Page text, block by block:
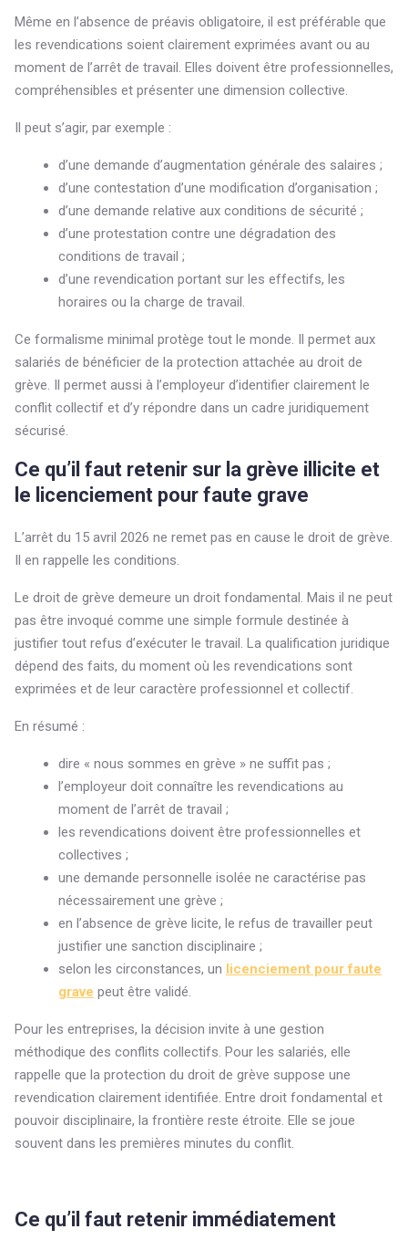
Même en l’absence de préavis obligatoire, il est préférable que
les revendications soient clairement exprimées avant ou au
moment de l’arrêt de travail. Elles doivent être professionnelles,
compréhensibles et présenter une dimension collective.
Il peut s’agir, par exemple :
d’une demande d’augmentation générale des salaires ;
d’une contestation d’une modification d’organisation ;
d’une demande relative aux conditions de sécurité ;
d’une protestation contre une dégradation des
conditions de travail ;
d’une revendication portant sur les effectifs, les
horaires ou la charge de travail.
Ce formalisme minimal protège tout le monde. Il permet aux
salariés de bénéficier de la protection attachée au droit de
grève. Il permet aussi à l’employeur d’identifier clairement le
conflit collectif et d’y répondre dans un cadre juridiquement
sécurisé.
Ce qu’il faut retenir sur la grève illicite et
le licenciement pour faute grave
L’arrêt du 15 avril 2026 ne remet pas en cause le droit de grève.
Il en rappelle les conditions.
Le droit de grève demeure un droit fondamental. Mais il ne peut
pas être invoqué comme une simple formule destinée à
justifier tout refus d’exécuter le travail. La qualification juridique
dépend des faits, du moment où les revendications sont
exprimées et de leur caractère professionnel et collectif.
En résumé :
dire « nous sommes en grève » ne suffit pas ;
l’employeur doit connaître les revendications au
moment de l’arrêt de travail ;
les revendications doivent être professionnelles et
collectives ;
une demande personnelle isolée ne caractérise pas
nécessairement une grève ;
en l’absence de grève licite, le refus de travailler peut
justifier une sanction disciplinaire ;
selon les circonstances, un licenciement pour faute
grave peut être validé.
Pour les entreprises, la décision invite à une gestion
méthodique des conflits collectifs. Pour les salariés, elle
rappelle que la protection du droit de grève suppose une
revendication clairement identifiée. Entre droit fondamental et
pouvoir disciplinaire, la frontière reste étroite. Elle se joue
souvent dans les premières minutes du conflit.
Ce qu’il faut retenir immédiatement